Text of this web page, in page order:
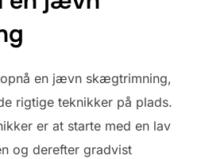
en jævn skægtrimning,
rigtige teknikker på plads.
er at starte med en lav
og derefter gradvist